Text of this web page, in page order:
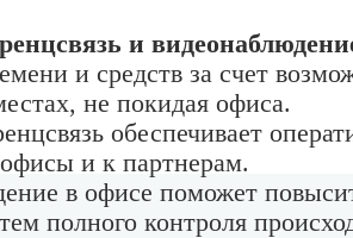
и
и средств за счет
не покидая офиса.
обеспечивает
и к партнерам.
в офисе поможет
полного контроля